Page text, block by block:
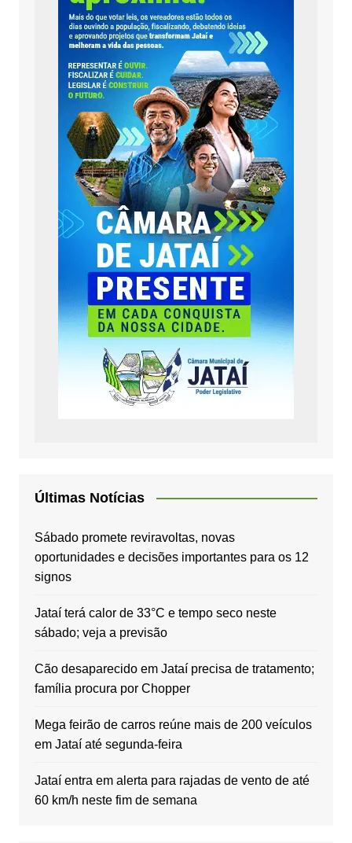
Últimas Notícias
Sábado promete reviravoltas, novas
oportunidades e decisões importantes para os 12
signos
Jataí terá calor de 33°C e tempo seco neste
sábado; veja a previsão
Cão desaparecido em Jataí precisa de tratamento;
família procura por Chopper
Mega feirão de carros reúne mais de 200 veículos
em Jataí até segunda-feira
Jataí entra em alerta para rajadas de vento de até
60 km/h neste fim de semana